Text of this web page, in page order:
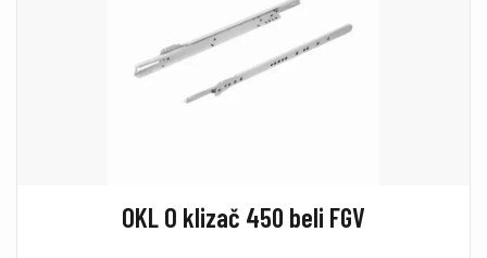
OKL O klizač 450 beli FGV